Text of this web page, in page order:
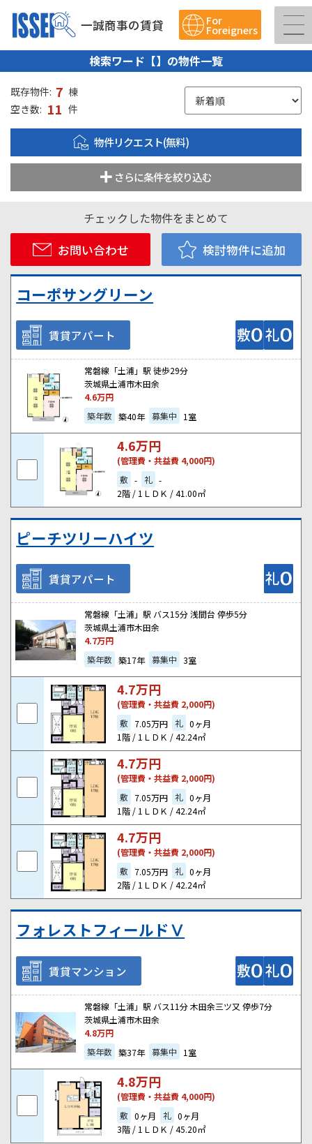
一誠商事の賃貸 For
Foreigners
検索ワード【】の物件一覧
既存物件: 7 棟
空き数: 11 件
物件リクエスト(無料)
さらに条件を絞り込む
チェックした物件をまとめて
お問い合わせ
検討物件に追加
コーポサングリーン
賃貸アパート
常磐線「土浦」駅 徒歩29分
茨城県土浦市木田余
4.6万円
築年数 築40年 募集中 1室
4.6万円
(管理費・共益費 4,000円)
敷 - 礼 -
2階 / 1ＬＤＫ / 41.00㎡
ピーチツリーハイツ
賃貸アパート
常磐線「土浦」駅 バス15分 浅間台 停歩5分
茨城県土浦市木田余
4.7万円
築年数 築17年 募集中 3室
4.7万円
(管理費・共益費 2,000円)
敷 7.05万円 礼 0ヶ月
1階 / 1ＬＤＫ / 42.24㎡
4.7万円
(管理費・共益費 2,000円)
敷 7.05万円 礼 0ヶ月
1階 / 1ＬＤＫ / 42.24㎡
4.7万円
(管理費・共益費 2,000円)
敷 7.05万円 礼 0ヶ月
2階 / 1ＬＤＫ / 42.24㎡
フォレストフィールドⅤ
賃貸マンション
常磐線「土浦」駅 バス11分 木田余三ツ又 停歩7分
茨城県土浦市木田余
4.8万円
築年数 築37年 募集中 1室
4.8万円
(管理費・共益費 4,000円)
敷 0ヶ月 礼 0ヶ月
3階 / 1ＬＤＫ / 45.20㎡